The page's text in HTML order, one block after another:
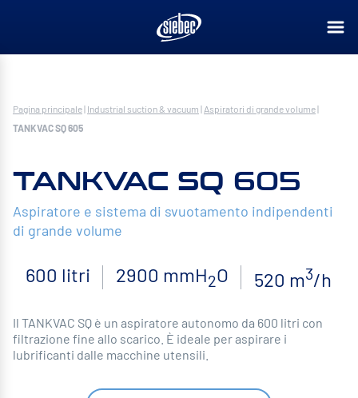
Pagina principale| Industrial suction & vacuum | Aspiratori di grande volume|
TANKVAC SQ 605
TANKVAC SQ 605
Aspiratore e sistema di svuotamento indipendenti
di grande volume
600 litri 2900 mmH2O 520 m3/h
Il TANKVAC SQ è un aspiratore autonomo da 600 litri con
filtrazione fine allo scarico. È ideale per aspirare i
lubrificanti dalle macchine utensili.